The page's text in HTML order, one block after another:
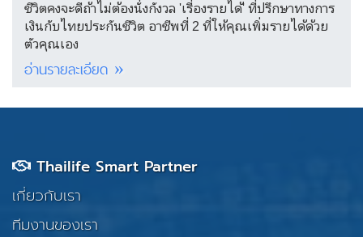
ชีวิตคงจะดีถ้าไม่ต้องนั่งกังวล 'เรื่องรายได้' ที่ปรึกษาทางการ
เงินกับไทยประกันชีวิต อาชีพที่ 2 ที่ให้คุณเพิ่มรายได้ด้วย
ตัวคุณเอง
อ่านรายละเอียด »
Thailife Smart Partner
เกี่ยวกับเรา
ทีมงานของเรา